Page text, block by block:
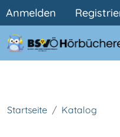
Benutzermenü
Anmelden
Startseite Katalog